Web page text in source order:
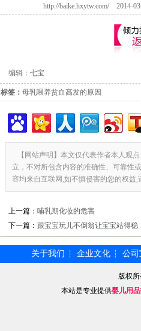
http://baike.hxytw.com/ 2014-
编辑：七宝
标签： 母乳喂养贫血高发的原因
【网站声明】本文仅代表作者本人观
立，不对所包含内容的准确性、可靠性
容均来自互联网,如不慎侵害的您的权益,
上一篇： 哺乳期化妆的危害
下一篇： 跟宝宝玩儿不倒翁让宝宝站得稳
关于我们 ┆ 企业文化 ┆ 公司
版权
本站是专业提供婴儿用